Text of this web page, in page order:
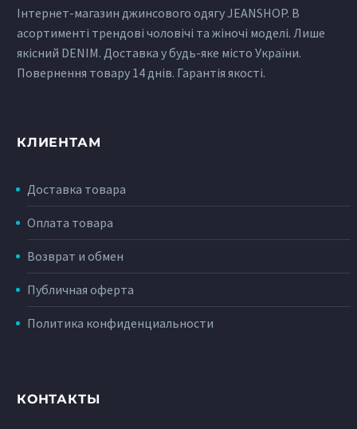
Інтернет-магазин джинсового одягу JEANSHOP. В
асортименті трендові чоловічі та жіночі моделі. Лише
якісний DENIM. Доставка у будь-яке місто України.
Повернення товару 14 днів. Гарантія якості.
КЛИЕНТАМ
Доставка товара
Оплата товара
Возврат и обмен
Публичная оферта
Политика конфиденциальности
КОНТАКТЫ